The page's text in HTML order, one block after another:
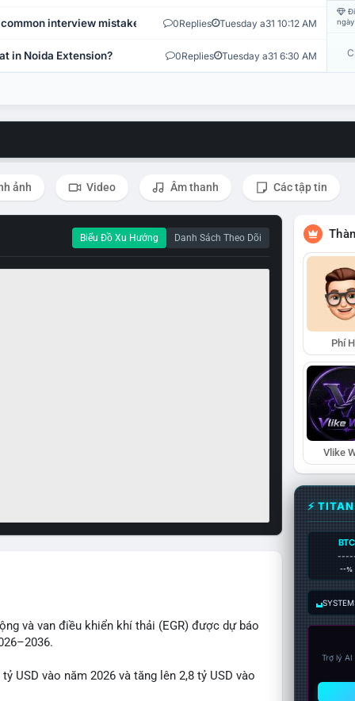
interview mistakes? 0Replies Tuesday a31 10:12 AM
in Noida Extension? 0Replies Tuesday a31 6:30 AM
ảnh Video Âm thanh Các tập tin
Biểu Đồ Xu Hướng Danh Sách Theo Dõi
và van điều khiển khí thải (EGR) được dự báo
USD vào năm 2026 và tăng lên 2,8 tỷ USD vào
Phí
Vlike
⚡
BTC
--%
Trợ lý